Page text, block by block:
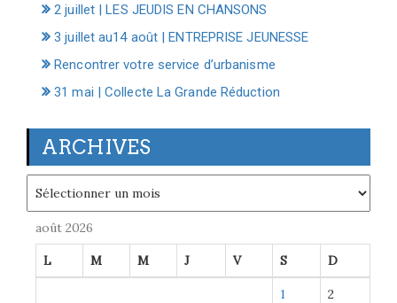
2 juillet | LES JEUDIS EN CHANSONS
3 juillet au14 août | ENTREPRISE JEUNESSE
Rencontrer votre service d’urbanisme
31 mai | Collecte La Grande Réduction
ARCHIVES
août 2026
L M M J V S D
1 2